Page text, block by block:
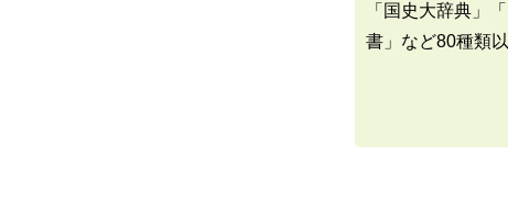
「国史大辞典」
書」など80種類